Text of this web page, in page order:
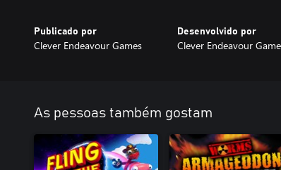
Publicado por
Clever Endeavour Games
Desenvolvido por
Clever Endeavour
As pessoas também gostam